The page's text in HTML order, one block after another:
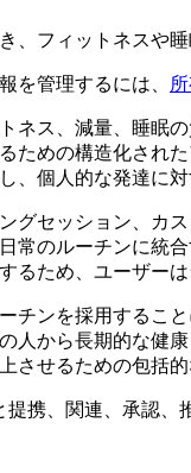
、フィットネスや
を管理するには、
ネス、減量、睡眠
ための構造化され
、個人的な発達に
グセッション、カ
常のルーチンに統
るため、ユーザー
チンを採用するこ
人から長期的な健
させるための包括
提携、関連、承認